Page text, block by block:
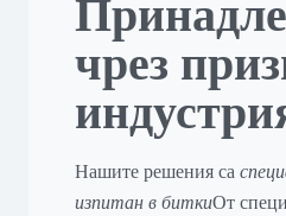
чрез
Нашите решения са
изпитан в биткиОт